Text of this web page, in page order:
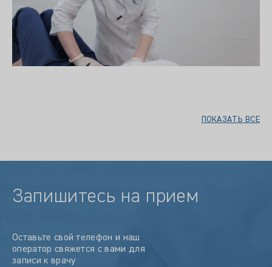
ПОКАЗАТЬ ВСЕ
Запишитесь на прием
Оставьте свой телефон и наш
оператор свяжется с вами для
записи к врачу